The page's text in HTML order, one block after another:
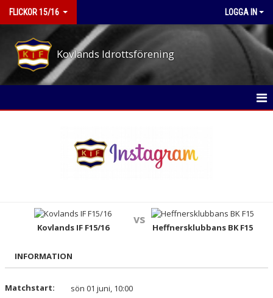
FLICKOR 15/16 LOGGA IN
Kovlands Idrottsförening
TRUPPEN
BILDGALLERI
Kovlands IF F15/16
vs
Heffnersklubbans BK F15
INFORMATION
Matchstart:
sön 01 juni, 10:00